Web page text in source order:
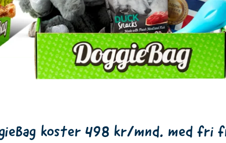
koster 498 kr/mnd. med fri